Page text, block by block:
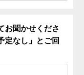
お聞かせくださ
定なし」とご回